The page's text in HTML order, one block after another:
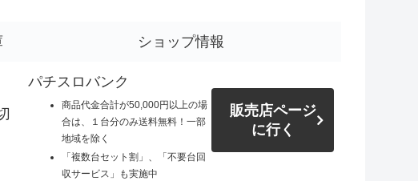
ショップ情報
パチスロバンク
商品代金合計が50,000円以上の場
合は、１台分のみ送料無料！一部
地域を除く
「複数台セット割」、「不要台回
収サービス」も実施中
販売店ページ
に行く